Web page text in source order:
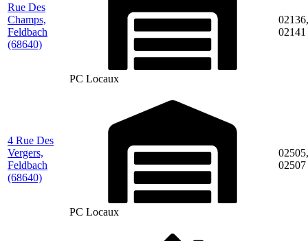
Rue Des
Champs,
Feldbach
(68640)
PC Locaux
02136,
02141
4 Rue Des
Vergers,
Feldbach
(68640)
PC Locaux
02505,
02507